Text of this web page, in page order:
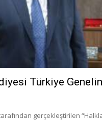
Türkiye
gerçekleştirilen